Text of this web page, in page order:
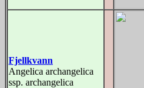
Fjellkvann
Angelica archangelica
ssp. archangelica